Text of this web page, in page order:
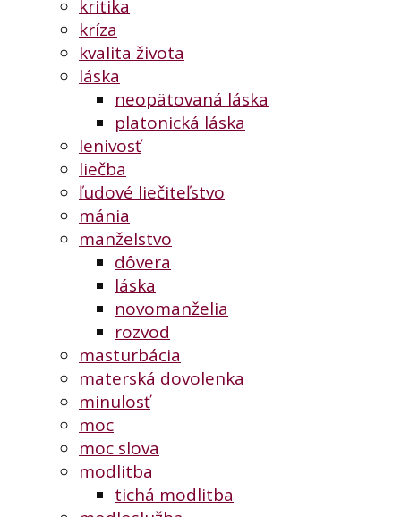
kritika
kríza
kvalita života
láska
neopätovaná láska
platonická láska
lenivosť
liečba
ľudové liečiteľstvo
mánia
manželstvo
dôvera
láska
novomanželia
rozvod
masturbácia
materská dovolenka
minulosť
moc
moc slova
modlitba
tichá modlitba